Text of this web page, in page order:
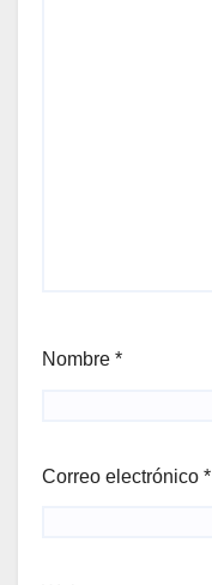
Nombre *
Correo electrónico *